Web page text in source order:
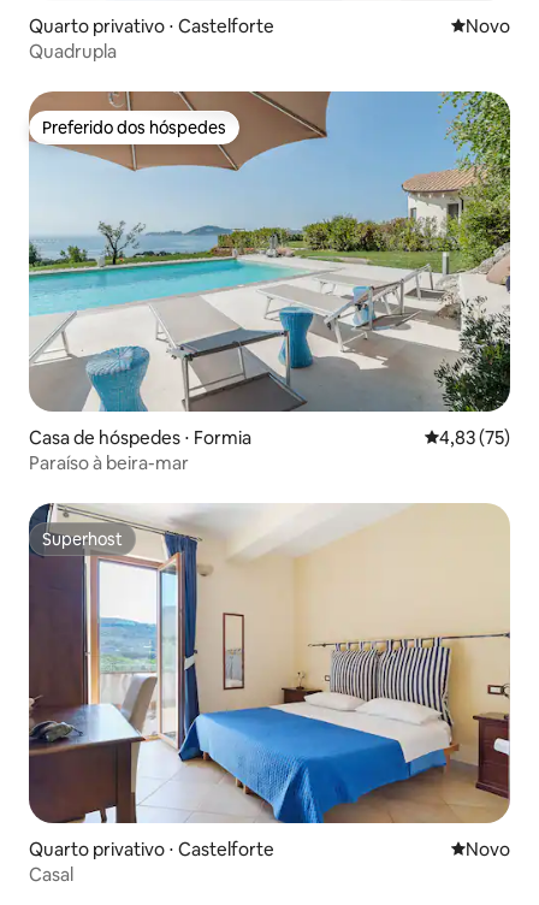
Quarto privativo ⋅ Castelforte Novo
Novo
Quadrupla
Preferido dos hóspedes
Preferido dos hóspedes
Casa de hóspedes ⋅ Formia 4,83 de uma
4,83 (75)
Paraíso à beira-mar
Superhost
Superhost
Quarto privativo ⋅ Castelforte Novo
Novo
Casal